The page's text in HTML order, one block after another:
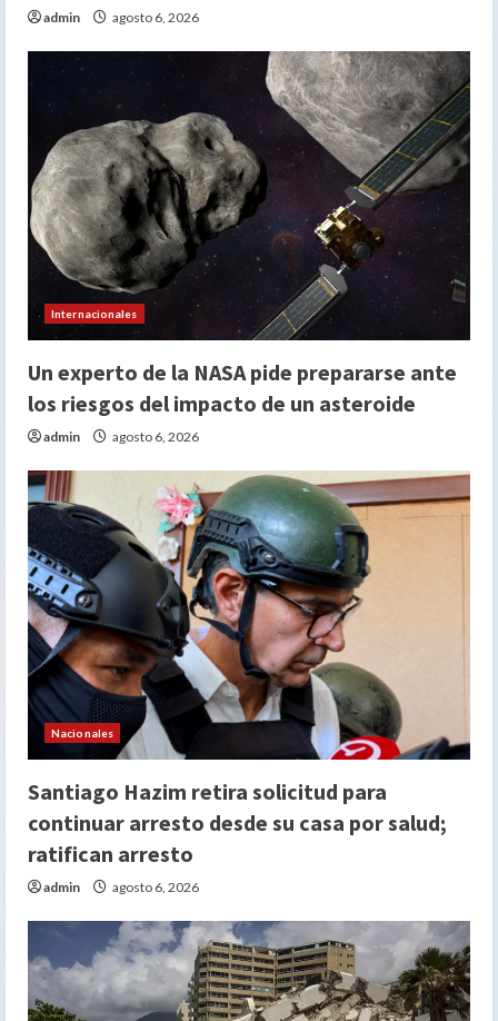
admin agosto 6, 2026
Internacionales
Un experto de la NASA pide prepararse ante
los riesgos del impacto de un asteroide
admin agosto 6, 2026
Nacionales
Santiago Hazim retira solicitud para
continuar arresto desde su casa por salud;
ratifican arresto
admin agosto 6, 2026